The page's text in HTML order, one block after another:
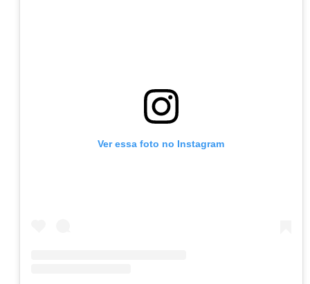
Ver essa foto no Instagram